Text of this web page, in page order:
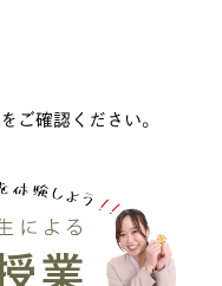
ご確認ください。